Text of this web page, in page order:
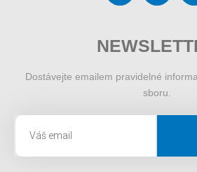
Dostávejte emailem pravidelné
sboru.